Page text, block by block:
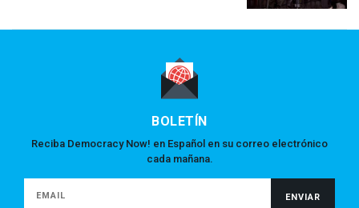
BOLETÍN
Reciba Democracy Now! en Español en su correo electrónico
cada mañana.